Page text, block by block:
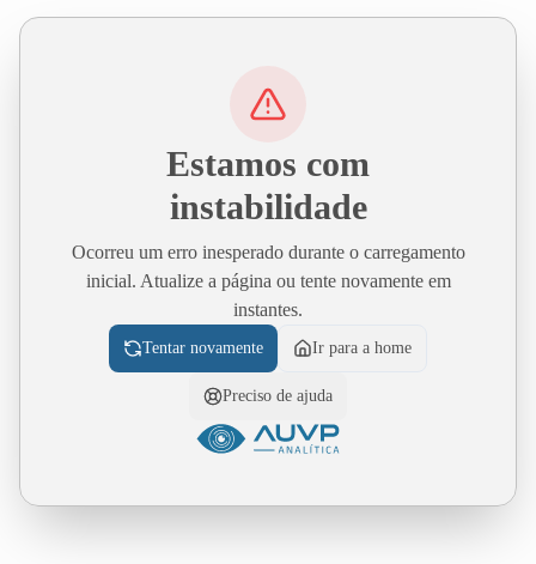
Estamos com
instabilidade
Ocorreu um erro inesperado durante o carregamento
inicial. Atualize a página ou tente novamente em
instantes.
Tentar novamente Ir para a home
Preciso de ajuda